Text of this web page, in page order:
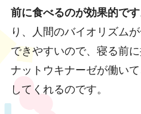
前に食べるのが効果的です
り、人間のバイオリズム
できやすいので、寝る前
ナットウキナーゼが働い
してくれるのです。